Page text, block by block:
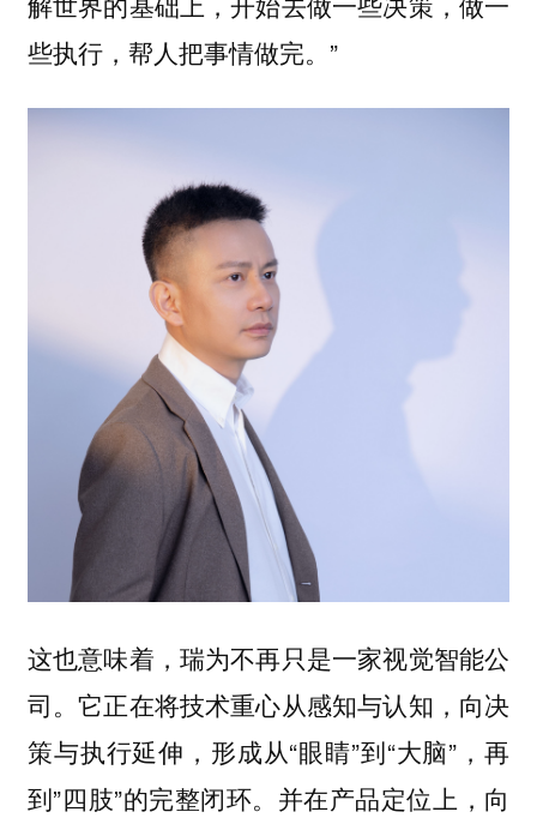
些执行，帮人把事情做完。”
这也意味着，瑞为不再只是一家视觉智能公
司。它正在将技术重心从感知与认知，向决
策与执行延伸，形成从“眼睛”到“大脑”，再
到”四肢”的完整闭环。并在产品定位上，向